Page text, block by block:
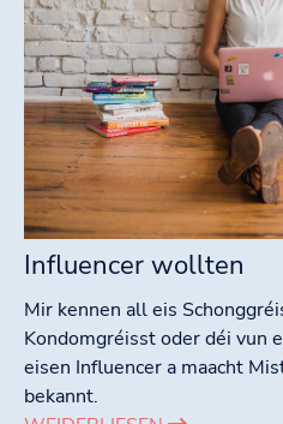
Influencer wollten
Mir kennen all eis
Kondomgréisst oder déi vun
eisen Influencer a maacht
bekannt.